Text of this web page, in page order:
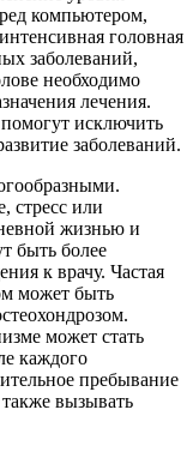
компьютером,
головная
заболеваний,
необходимо
лечения.
исключить
заболеваний.
стресс или
жизнью и
быть более
к врачу. Частая
может быть
может стать
каждого
пребывание
вызывать